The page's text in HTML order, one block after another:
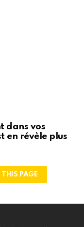
dans vos
en révèle plus
THIS PAGE